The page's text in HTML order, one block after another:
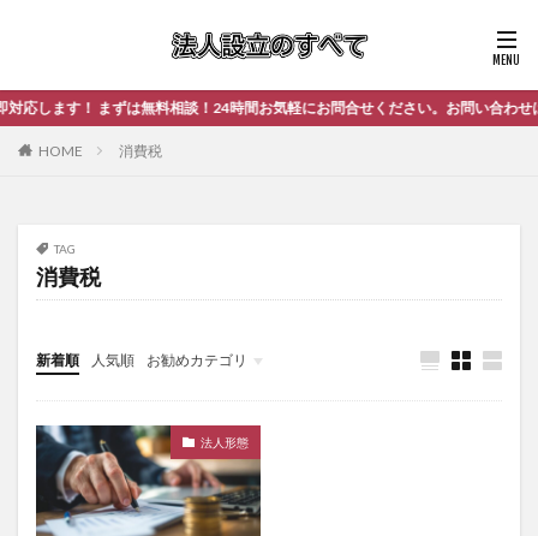
します！ まずは無料相談！24時間お気軽にお問合せください。お問い合わせはこ
HOME 消費税
TAG
消費税
新着順 人気順 お勧めカテゴリ
未分類
法人形態